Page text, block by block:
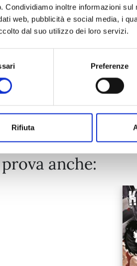
Condividiamo inoltre informazioni
web, pubblicità e social media, i
dal suo utilizzo dei loro servizi.
Preferenze
Rifiuta
anche: